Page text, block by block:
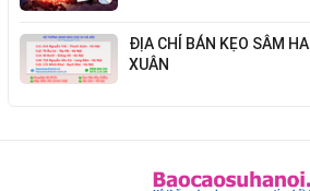
ĐỊA CHỈ BÁN KẸO SÂM
XUÂN